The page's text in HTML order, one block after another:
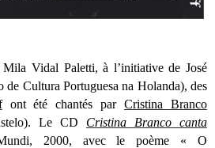
Vidal Paletti, à l’initiative de José
Cultura Portuguesa na Holanda), des
ont été chantés parCristina Branco
Le CD Cristina Branco canta
2000, avec le poème « O